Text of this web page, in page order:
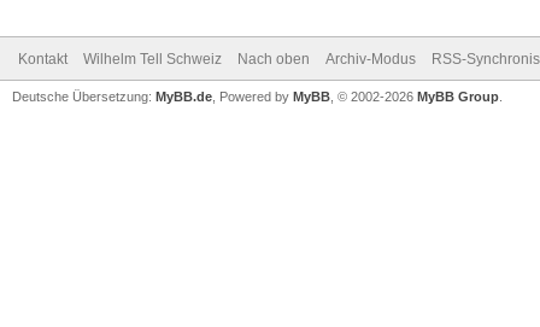
Kontakt Wilhelm Tell Schweiz Nach oben Archiv-Modus RSS-
Deutsche Übersetzung: MyBB.de , Powered by MyBB , © 2002-2026 MyBB Group